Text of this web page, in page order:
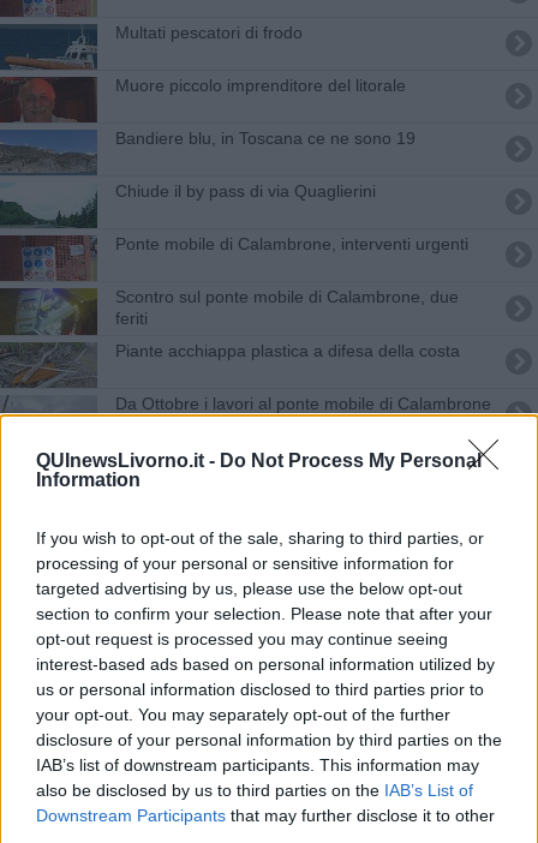
QUInewsLivorno.it - Do Not Process My Personal
Information
If you wish to opt-out of the sale, sharing to third parties, or
processing of your personal or sensitive information for
targeted advertising by us, please use the below opt-out
section to confirm your selection. Please note that after your
opt-out request is processed you may continue seeing
interest-based ads based on personal information utilized by
us or personal information disclosed to third parties prior to
your opt-out. You may separately opt-out of the further
disclosure of your personal information by third parties on the
IAB’s list of downstream participants. This information may
also be disclosed by us to third parties on the IAB’s List of
Downstream Participants that may further disclose it to other
Multati pescatori di frodo
Muore piccolo imprenditore del litorale
Bandiere blu, in Toscana ce ne sono 19
Chiude il by pass di via Quaglierini
Ponte mobile di Calambrone, interventi urgenti
Scontro sul ponte mobile di Calambrone, due
feriti
Piante acchiappa plastica a difesa della costa
Da Ottobre i lavori al ponte mobile di Calambrone
Treni metropolitani tra Livorno, Pisa e Lucca
Malore fatale sulla spiaggia di Calambrone
Cantiere sulla Pisa-Roma, disagi per i treni in
mezza Toscana
Nada stasera a Eliopoli con “Donne di Toscana”
Calambrone, il passaggio a livello è realtà
Ginevra Adinolfi è Miss Principessa d'Europa
Le spiagge ripulite in grande stile